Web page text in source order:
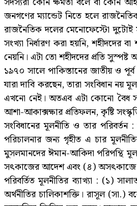
জনগণের ম্যান্ডেট নিতে হলে
রাজনৈতিক দলের মেনোফেস্টো দুটোই
সংখ্যা নির্ধারণ করা হয়নি, শহীদদের
নেয়নি। এটা তো শহীদদের প্রতি সুস্পষ্ট
১৯৭০ সালে পাকিস্তানের জাতীয় ও পূর্ব
যারা দাবি করছেন, তারা সংবিধান
এখনো নেই। অতএব এটা কোনো বৈধ
আশা-আকাক্সক্ষার প্রতিফলন, কৃষ্টি
সংবিধানের মূলনীতি ও তার পরিবর্তন
পরিচালনার জন্য গৃহীত এ চার
মুসলমানদের ঈমান-আকিদা পরিপন্থি
সৎকাজের আদেশ এবং (৪) অসৎকাজে
পরিবর্তিত মূলনীতির ব্যাখ্যা : (১)
অর্থনীতির চালিকাশক্তি। রাসূল (সা.)